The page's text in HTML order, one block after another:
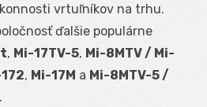
vrtuľníkov na trhu.
ďalšie populárne
, Mi-17TV-5, Mi-8MTV / Mi-
, Mi-17M a Mi-8MTV-5 /
.